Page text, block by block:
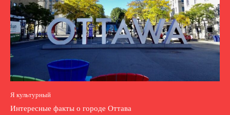
Я культурный
Интересные факты о городе Оттава